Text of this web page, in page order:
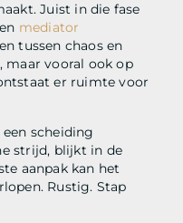
Juist in die fase
mediator
tussen chaos en
maar vooral ook op
er ruimte voor
scheiding
strijd, blijkt in de
aanpak kan het
Rustig. Stap